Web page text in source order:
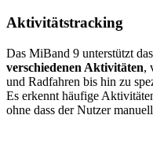
Aktivitätstracking
Das MiBand 9 unterstützt das
verschiedenen Aktivitäten,
und Radfahren bis hin zu
Es erkennt häufige
ohne dass der Nutzer